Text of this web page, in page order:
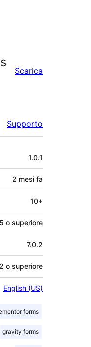
Scarica
Supporto
1.0.1
2 mesi fa
10+
o superiore
7.0.2
o superiore
English (US)
forms
gravity forms